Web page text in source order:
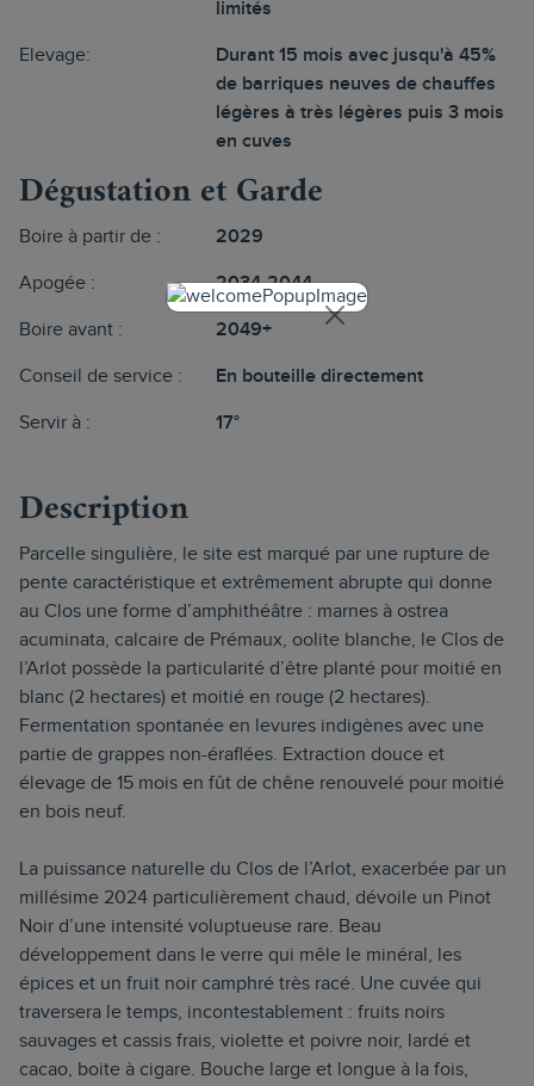
limités
Elevage:
Durant 15 mois avec jusqu'à 45%
de barriques neuves de chauffes
légères à très légères puis 3 mois
en cuves
Dégustation et Garde
Boire à partir de : 2029
Apogée : 2034-2044
Boire avant : 2049+
Conseil de service : En bouteille directement
Servir à : 17°
Description
Parcelle singulière, le site est marqué par une rupture de
pente caractéristique et extrêmement abrupte qui donne
au Clos une forme d’amphithéâtre : marnes à ostrea
acuminata, calcaire de Prémaux, oolite blanche, le Clos de
l’Arlot possède la particularité d’être planté pour moitié en
blanc (2 hectares) et moitié en rouge (2 hectares).
Fermentation spontanée en levures indigènes avec une
partie de grappes non-éraflées. Extraction douce et
élevage de 15 mois en fût de chêne renouvelé pour moitié
en bois neuf.
La puissance naturelle du Clos de l’Arlot, exacerbée par un
millésime 2024 particulièrement chaud, dévoile un Pinot
Noir d’une intensité voluptueuse rare. Beau
développement dans le verre qui mêle le minéral, les
épices et un fruit noir camphré très racé. Une cuvée qui
traversera le temps, incontestablement : fruits noirs
sauvages et cassis frais, violette et poivre noir, lardé et
cacao, boite à cigare. Bouche large et longue à la fois,